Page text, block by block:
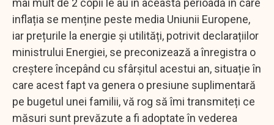
inflația se menține peste media Uniunii Europene,
iar prețurile la energie și utilități, potrivit declarațiilor
ministrului Energiei, se preconizează a înregistra o
creștere începând cu sfârșitul acestui an, situație în
care acest fapt va genera o presiune suplimentară
pe bugetul unei familii, vă rog să îmi transmiteți ce
măsuri sunt prevăzute a fi adoptate în vederea